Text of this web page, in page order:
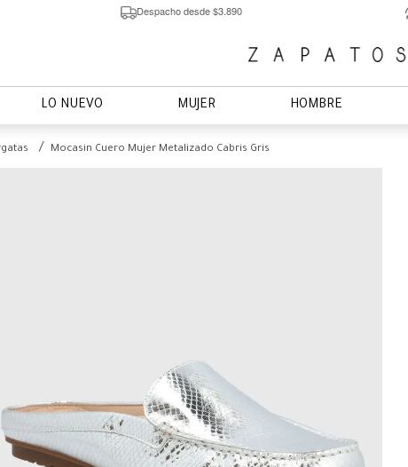
Despacho desde $3.890
LO NUEVO MUJER HOMBRE
Mocasin Cuero Mujer Metalizado Cabris Gris